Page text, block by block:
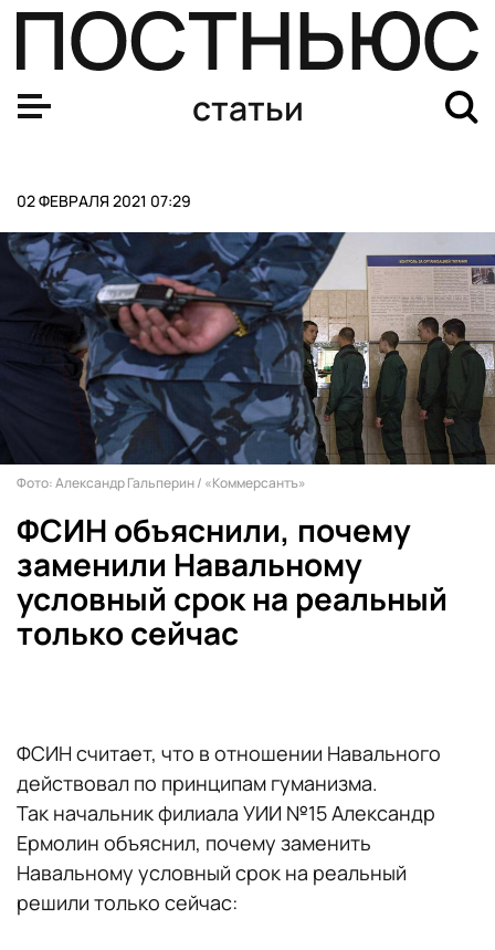
статьи
02 ФЕВРАЛЯ 2021 07:29
Фото: Александр Гальперин / «Коммерсантъ»
ФСИН объяснили, почему
заменили Навальному
условный срок на реальный
только сейчас
ФСИН считает, что в отношении Навального
действовал по принципам гуманизма.
Так начальник филиала УИИ №15 Александр
Ермолин объяснил, почему заменить
Навальному условный срок на реальный
решили только сейчас:
Каким был мир, когда Аршавин перешел в «Арсенал»